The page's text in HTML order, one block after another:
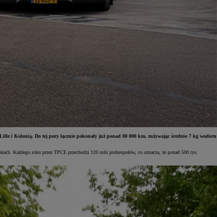
i Kolonią. Do tej pory łącznie pokonały już ponad 80 000 km, zużywając średnio 7 kg wodoru
Każdego roku przez TPCE przechodzi 120 mln podzespołów, co oznacza, że ponad 500 tys.